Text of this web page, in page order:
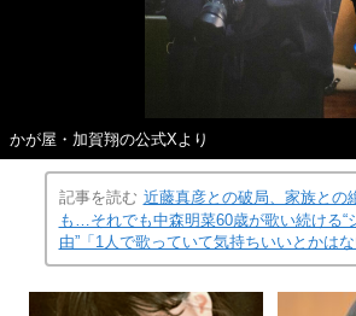
かが屋・加賀翔の公式Xより
記事を読む 近藤真彦との破局、家族との
も…それでも中森明菜60歳が歌い続ける“
由”「1人で歌っていて気持ちいいとかは